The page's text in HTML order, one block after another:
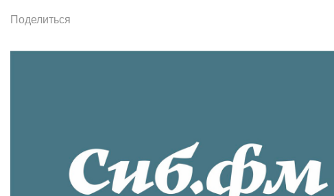
Поделиться